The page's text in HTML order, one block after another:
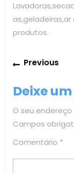
produtos.
de
Post
Previous
Deixe
O seu
Campos
Comentário *